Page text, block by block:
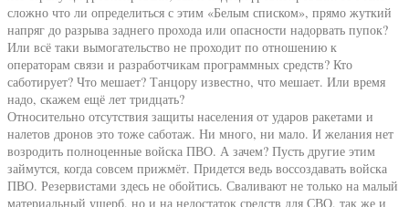
сложно что ли определиться с этим «Белым списком», прямо жуткий
напряг до разрыва заднего прохода или опасности надорвать пупок?
Или всё таки вымогательство не проходит по отношению к
операторам связи и разработчикам программных средств? Кто
саботирует? Что мешает? Танцору известно, что мешает. Или время
надо, скажем ещё лет тридцать?
Относительно отсутствия защиты населения от ударов ракетами и
налетов дронов это тоже саботаж. Ни много, ни мало. И желания нет
возродить полноценные войска ПВО. А зачем? Пусть другие этим
займутся, когда совсем прижмёт. Придется ведь воссоздавать войска
ПВО. Резервистами здесь не обойтись. Сваливают не только на малый
материальный ущерб, но и на недостаток средств для СВО, так же и